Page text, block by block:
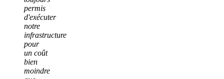
permis
d'exécuter
notre
infrastructure
pour
un coût
bien
moindre